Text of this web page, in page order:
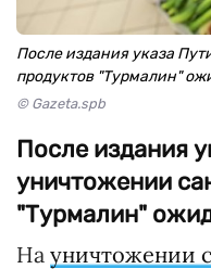
После издания указа
продуктов "Турмалин"
© Gazeta.spb
После издания
уничтожении
"Турмалин"
На уничтожении